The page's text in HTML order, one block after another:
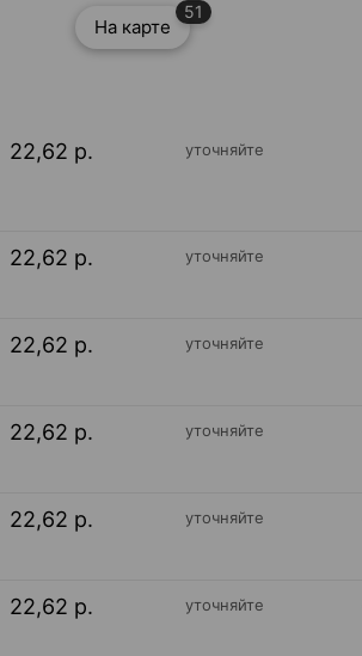
На карте
51
22,62 р. уточняйте
22,62 р. уточняйте
22,62 р. уточняйте
22,62 р. уточняйте
22,62 р. уточняйте
22,62 р. уточняйте